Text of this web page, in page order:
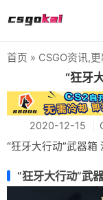
首页 » CSGO资讯,
“狂牙
2020-12-15
“狂牙大行动”武器
“狂牙大行动”武